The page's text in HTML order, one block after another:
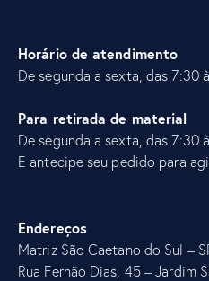
Horário de atendimento
De segunda a sexta, das 7:30
Para retirada de material
De segunda a sexta, das 7:30
E antecipe seu pedido para
Endereços
Matriz São Caetano do Sul –
Rua Fernão Dias, 45 – Jardim